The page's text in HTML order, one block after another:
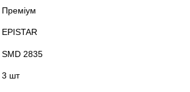
Преміум
EPISTAR
SMD 2835
3 шт